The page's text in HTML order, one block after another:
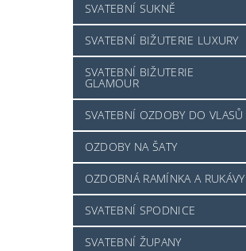
SVATEBNÍ SUKNĚ
SVATEBNÍ BIŽUTERIE LUXURY
SVATEBNÍ BIŽUTERIE
GLAMOUR
SVATEBNÍ OZDOBY DO VLASŮ
OZDOBY NA ŠATY
OZDOBNÁ RAMÍNKA A RUKÁVY
SVATEBNÍ SPODNICE
SVATEBNÍ ŽUPANY